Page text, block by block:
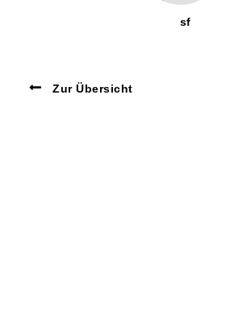
sf
Zur Übersicht